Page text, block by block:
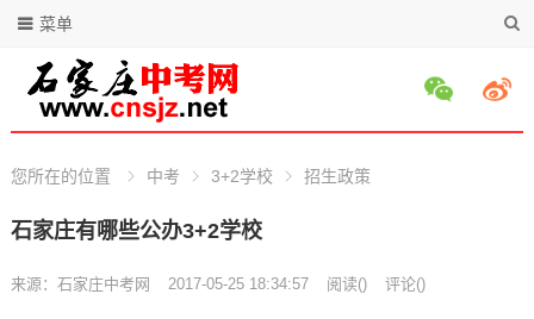
菜单
您所在的位置 中考 3+2学校 招生政策
石家庄有哪些公办3+2学校
来源： 石家庄中考网 2017-05-25 18:34:57 阅读() 评论()